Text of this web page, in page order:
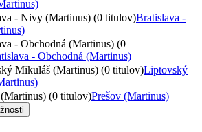
- Nivy (Martinus) (0 titulov)Bratislava -
- Obchodná (Martinus) (0
- Obchodná (Martinus)
Mikuláš (Martinus) (0 titulov)Liptovský
(0 titulov)Prešov (Martinus)